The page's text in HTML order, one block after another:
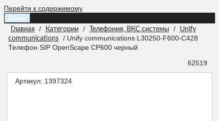
Перейти к содержимому
Меню
Главная / Категории / Телефония, ВКС системы /
Unify
communications
/ Unify communications L30250-F600-C428
Телефон SIP OpenScape CP600 черный
62519
Артикул: 1397324